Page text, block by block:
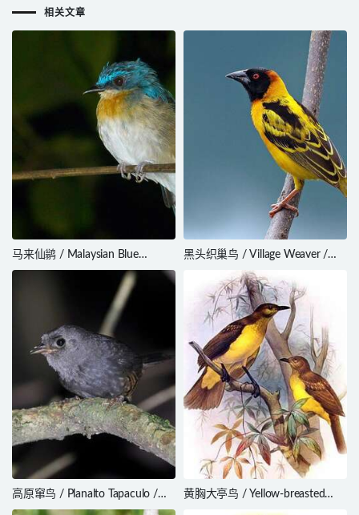
相关文章
马来仙鹟 / Malaysian Blue
Flycatcher / Cyornis turcosus
黑头织巢鸟 / Village Weaver /
高原窜鸟 / Planalto Tapaculo /
Scytalopus pachecoi
黄胸大亭鸟 / Yellow-breasted